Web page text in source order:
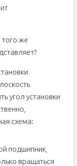
того же
угол установки
схема:
подшипник,
вращаться